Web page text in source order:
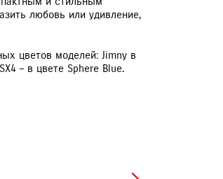
любовь или удивление,
цветов моделей: Jimny в
– в цвете Sphere Blue.